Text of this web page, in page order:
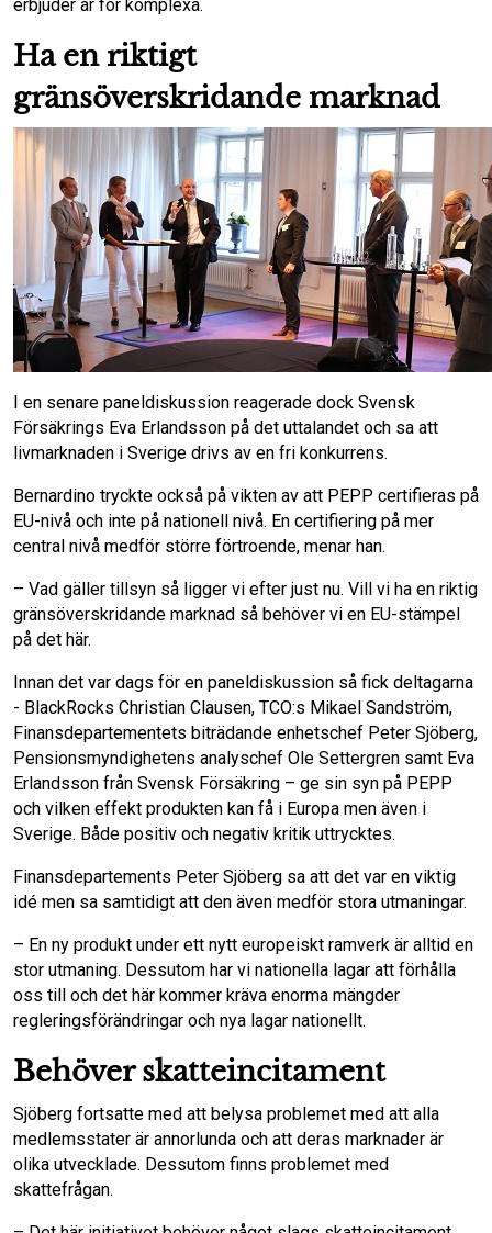
erbjuder är för komplexa.
Ha en riktigt
gränsöverskridande marknad
I en senare paneldiskussion reagerade dock Svensk
Försäkrings Eva Erlandsson på det uttalandet och sa att
livmarknaden i Sverige drivs av en fri konkurrens.
Bernardino tryckte också på vikten av att PEPP certifieras på
EU-nivå och inte på nationell nivå. En certifiering på mer
central nivå medför större förtroende, menar han.
– Vad gäller tillsyn så ligger vi efter just nu. Vill vi ha en riktig
gränsöverskridande marknad så behöver vi en EU-stämpel
på det här.
Innan det var dags för en paneldiskussion så fick deltagarna
- BlackRocks Christian Clausen, TCO:s Mikael Sandström,
Finansdepartementets biträdande enhetschef Peter Sjöberg,
Pensionsmyndighetens analyschef Ole Settergren samt Eva
Erlandsson från Svensk Försäkring – ge sin syn på PEPP
och vilken effekt produkten kan få i Europa men även i
Sverige. Både positiv och negativ kritik uttrycktes.
Finansdepartements Peter Sjöberg sa att det var en viktig
idé men sa samtidigt att den även medför stora utmaningar.
– En ny produkt under ett nytt europeiskt ramverk är alltid en
stor utmaning. Dessutom har vi nationella lagar att förhålla
oss till och det här kommer kräva enorma mängder
regleringsförändringar och nya lagar nationellt.
Behöver skatteincitament
Sjöberg fortsatte med att belysa problemet med att alla
medlemsstater är annorlunda och att deras marknader är
olika utvecklade. Dessutom finns problemet med
skattefrågan.